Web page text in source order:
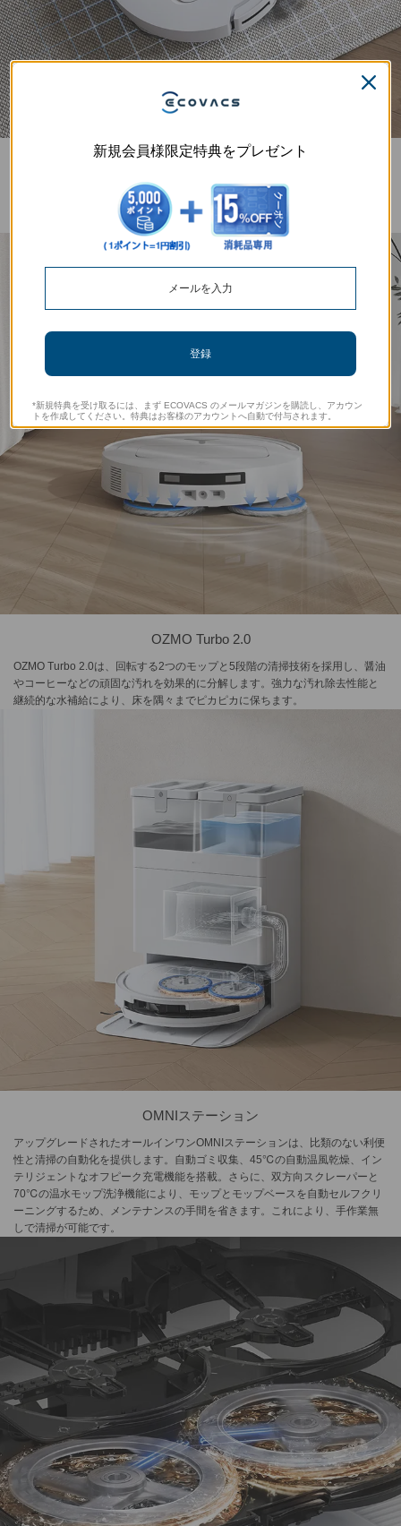
15,000Paの強力な吸引力
DEEBOT T50シリーズは、高速モーターと直通ダクト設計により、 15,000Pa
の強力な吸引力を実現。カーペットや床の奥深くに入り込んだホコリや汚れ
を効率的に除去し、徹底的に隅々まで行き届いた清掃を実現します。
OZMO Turbo 2.0
OZMO Turbo 2.0は、回転する2つのモップと5段階の清掃技術を採用し、醤油
やコーヒーなどの頑固な汚れを効果的に分解します。強力な汚れ除去性能と
継続的な水補給により、床を隅々までピカピカに保ちます。
OMNIステーション
アップグレードされたオールインワンOMNIステーションは、比類のない利便
性と清掃の自動化を提供します。自動ゴミ収集、45℃の自動温風乾燥、イン
テリジェントなオフピーク充電機能を搭載。さらに、双方向スクレーパーと
70℃の温水モップ洗浄機能により、モップとモップベースを自動セルフクリ
ーニングするため、メンテナンスの手間を省きます。これにより、手作業無
しで清掃が可能です。
新規会員様限定特典をプレゼント
登録
*新規特典を受け取るには、まず ECOVACS のメールマガジンを購読し、アカウン
トを作成してください。特典はお客様のアカウントへ自動で付与されます。